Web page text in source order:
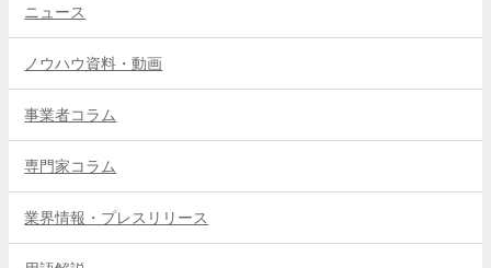
ニュース
ノウハウ資料・動画
事業者コラム
専門家コラム
業界情報・プレスリリース